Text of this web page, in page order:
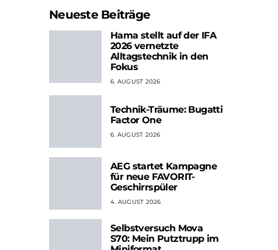
Neueste Beiträge
Hama stellt auf der IFA
2026 vernetzte
Alltagstechnik in den
Fokus
6. AUGUST 2026
Technik-Träume: Bugatti
Factor One
6. AUGUST 2026
AEG startet Kampagne
für neue FAVORIT-
Geschirrspüler
4. AUGUST 2026
Selbstversuch Mova
S70: Mein Putztrupp im